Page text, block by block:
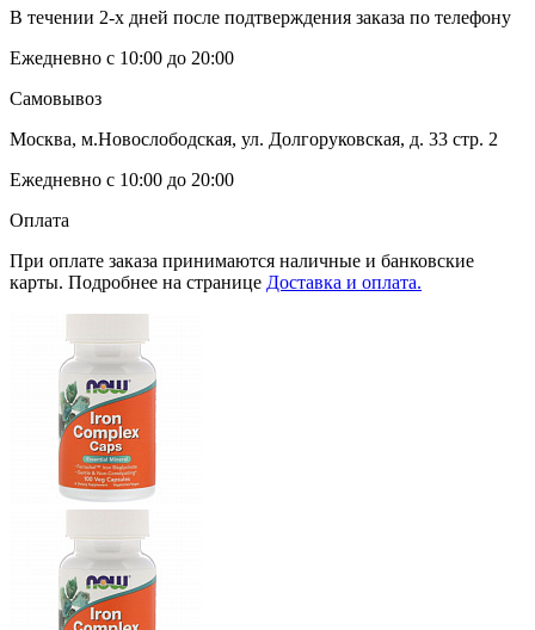
В течении 2-х дней после подтверждения заказа по телефону
Ежедневно с 10:00 до 20:00
Самовывоз
Москва, м.Новослободская, ул. Долгоруковская, д. 33 стр. 2
Ежедневно с 10:00 до 20:00
Оплата
При оплате заказа принимаются наличные и банковские
карты. Подробнее на странице Доставка и оплата.